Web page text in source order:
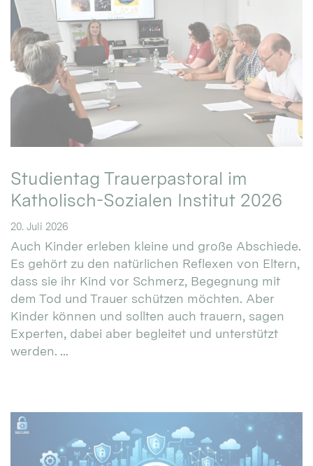
Studientag Trauerpastoral im
Katholisch-Sozialen Institut 2026
20. Juli 2026
Auch Kinder erleben kleine und große Abschiede.
Es gehört zu den natürlichen Reflexen von Eltern,
dass sie ihr Kind vor Schmerz, Begegnung mit
dem Tod und Trauer schützen möchten. Aber
Kinder können und sollten auch trauern, sagen
Experten, dabei aber begleitet und unterstützt
werden. ...